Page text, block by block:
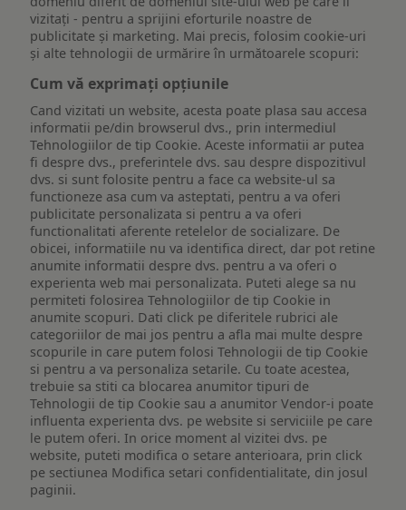
vizitați - pentru a sprijini eforturile noastre de
publicitate și marketing. Mai precis, folosim cookie-uri
și alte tehnologii de urmărire în următoarele scopuri:
Cum vă exprimați opțiunile
Cand vizitati un website, acesta poate plasa sau accesa
informatii pe/din browserul dvs., prin intermediul
Tehnologiilor de tip Cookie. Aceste informatii ar putea
fi despre dvs., preferintele dvs. sau despre dispozitivul
dvs. si sunt folosite pentru a face ca website-ul sa
functioneze asa cum va asteptati, pentru a va oferi
publicitate personalizata si pentru a va oferi
functionalitati aferente retelelor de socializare. De
obicei, informatiile nu va identifica direct, dar pot retine
anumite informatii despre dvs. pentru a va oferi o
experienta web mai personalizata. Puteti alege sa nu
permiteti folosirea Tehnologiilor de tip Cookie in
anumite scopuri. Dati click pe diferitele rubrici ale
categoriilor de mai jos pentru a afla mai multe despre
scopurile in care putem folosi Tehnologii de tip Cookie
si pentru a va personaliza setarile. Cu toate acestea,
trebuie sa stiti ca blocarea anumitor tipuri de
Tehnologii de tip Cookie sau a anumitor Vendor-i poate
influenta experienta dvs. pe website si serviciile pe care
le putem oferi. In orice moment al vizitei dvs. pe
website, puteti modifica o setare anterioara, prin click
pe sectiunea Modifica setari confidentialitate, din josul
paginii.